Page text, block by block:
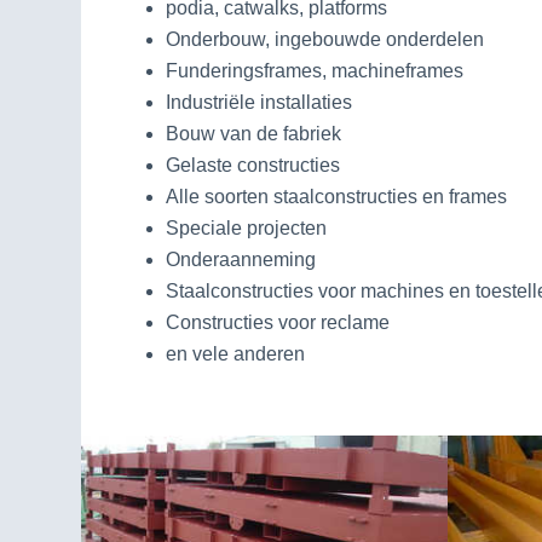
podia, catwalks, platforms
Onderbouw, ingebouwde onderdelen
Funderingsframes, machineframes
Industriële installaties
Bouw van de fabriek
Gelaste constructies
Alle soorten staalconstructies en frames
Speciale projecten
Onderaanneming
Staalconstructies voor machines en
Constructies voor reclame
en vele anderen